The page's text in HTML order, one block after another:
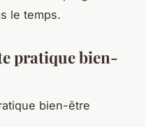
le temps.
pratique bien-